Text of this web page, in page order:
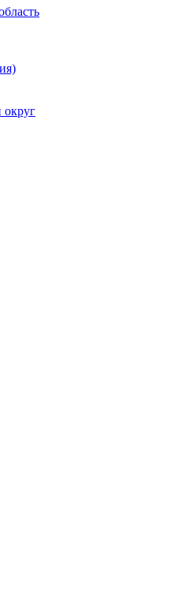
округ